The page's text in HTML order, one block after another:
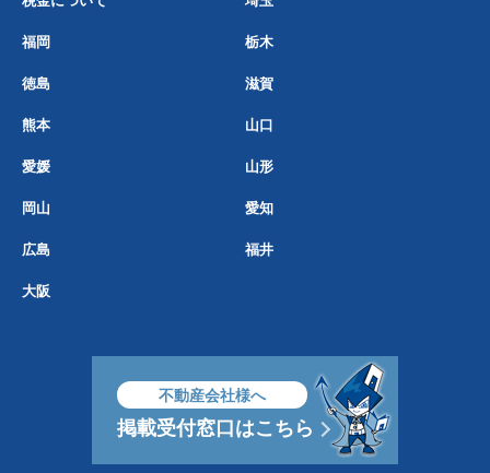
福岡 栃木
徳島 滋賀
熊本 山口
愛媛 山形
岡山 愛知
広島 福井
大阪
不動産会社様へ
掲載受付窓口はこちら